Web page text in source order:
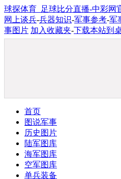
球探体育_足球比分直播-中彩网
网上谈兵-兵器知识-军事参考-军
事图片 加入收藏夹-下载本站到
首页
图说军事
历史图片
陆军图库
海军图库
空军图库
单兵装备